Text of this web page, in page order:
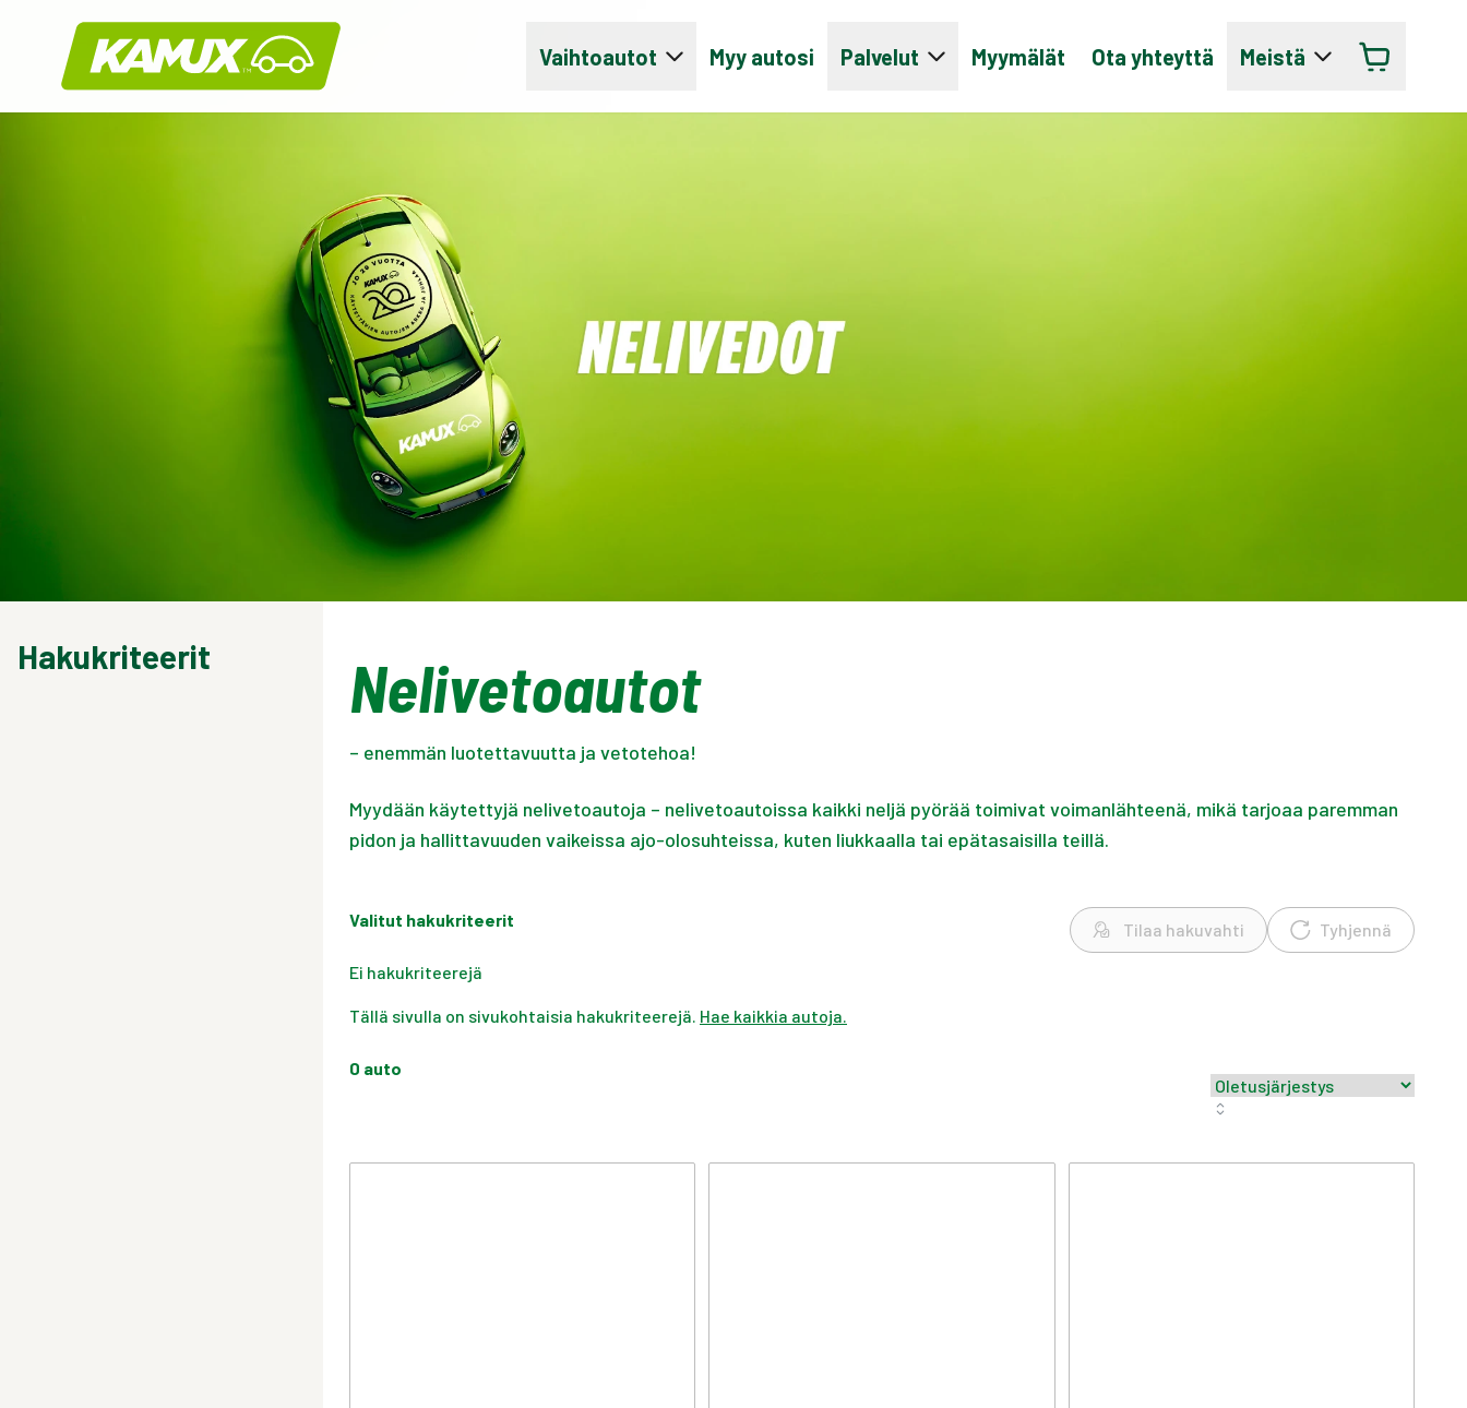
Kamux
Vaihtoautot Myy autosi Palvelut Myymälät Ota yhteyttä Meistä
Hakukriteerit Nelivetoautot
– enemmän luotettavuutta ja vetotehoa!
Myydään käytettyjä nelivetoautoja – nelivetoautoissa kaikki neljä pyörää toimivat voimanlähteenä, mikä tarjoaa paremman
pidon ja hallittavuuden vaikeissa ajo-olosuhteissa, kuten liukkaalla tai epätasaisilla teillä.
Valitut hakukriteerit
Ei hakukriteerejä
Tilaa hakuvahti Tyhjennä
Tällä sivulla on sivukohtaisia hakukriteerejä. Hae kaikkia autoja.
0 auto